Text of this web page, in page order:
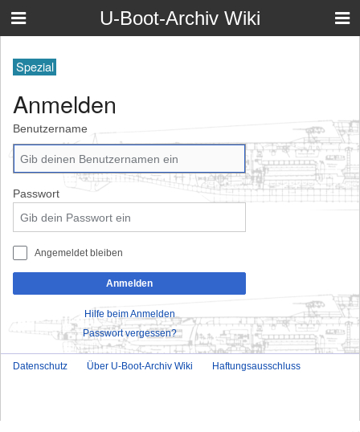
U-Boot-Archiv Wiki
Spezial
Anmelden
Benutzername
Passwort
Angemeldet bleiben
Anmelden
Hilfe beim Anmelden
Passwort vergessen?
Datenschutz Über U-Boot-Archiv Wiki Haftungsausschluss